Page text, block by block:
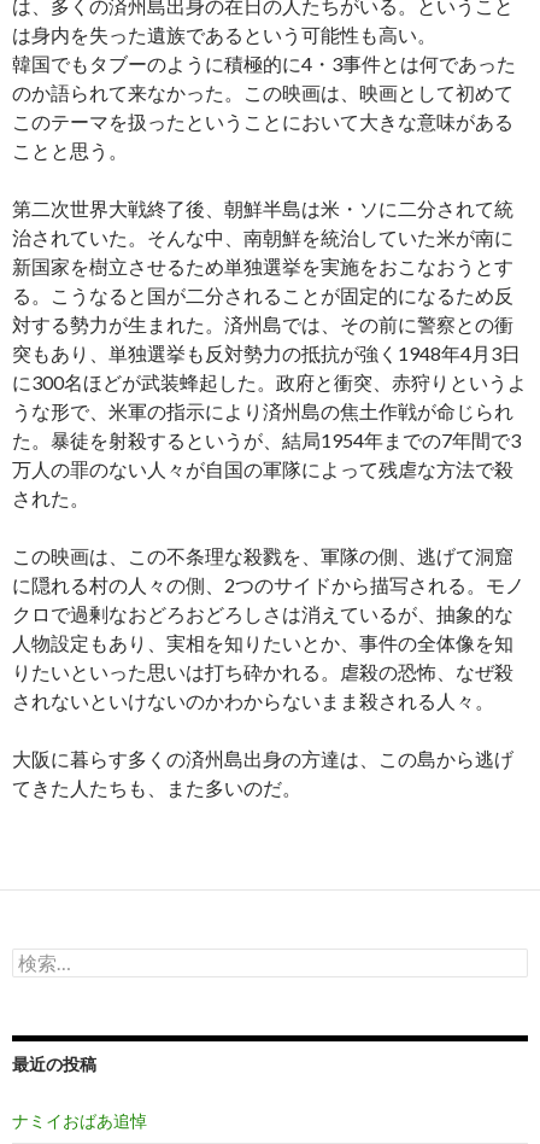
は、多くの済州島出身の在日の人たちがいる。ということ
は身内を失った遺族であるという可能性も高い。
韓国でもタブーのように積極的に4・3事件とは何であった
のか語られて来なかった。この映画は、映画として初めて
このテーマを扱ったということにおいて大きな意味がある
ことと思う。
第二次世界大戦終了後、朝鮮半島は米・ソに二分されて統
治されていた。そんな中、南朝鮮を統治していた米が南に
新国家を樹立させるため単独選挙を実施をおこなおうとす
る。こうなると国が二分されることが固定的になるため反
対する勢力が生まれた。済州島では、その前に警察との衝
突もあり、単独選挙も反対勢力の抵抗が強く1948年4月3日
に300名ほどが武装蜂起した。政府と衝突、赤狩りというよ
うな形で、米軍の指示により済州島の焦土作戦が命じられ
た。暴徒を射殺するというが、結局1954年までの7年間で3
万人の罪のない人々が自国の軍隊によって残虐な方法で殺
された。
この映画は、この不条理な殺戮を、軍隊の側、逃げて洞窟
に隠れる村の人々の側、2つのサイドから描写される。モノ
クロで過剰なおどろおどろしさは消えているが、抽象的な
人物設定もあり、実相を知りたいとか、事件の全体像を知
りたいといった思いは打ち砕かれる。虐殺の恐怖、なぜ殺
されないといけないのかわからないまま殺される人々。
大阪に暮らす多くの済州島出身の方達は、この島から逃げ
てきた人たちも、また多いのだ。
検
索:
最近の投稿
ナミイおばあ追悼